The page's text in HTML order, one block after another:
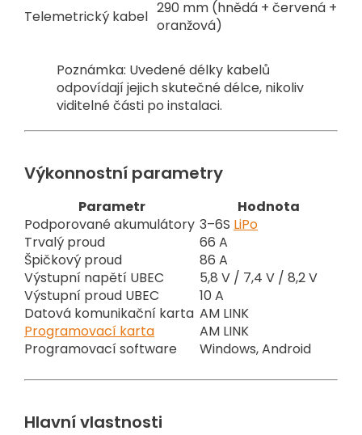
Telemetrický kabel 290 mm (hnědá + červená +
oranžová)
Poznámka: Uvedené délky kabelů
odpovídají jejich skutečné délce, nikoliv
viditelné části po instalaci.
Výkonnostní parametry
Parametr
Hodnota
Podporované akumulátory 3–6S LiPo
Trvalý proud
66 A
Špičkový proud
86 A
Výstupní napětí UBEC
5,8 V / 7,4 V / 8,2 V
Výstupní proud UBEC
10 A
Datová komunikační karta AM LINK
Programovací karta
AM LINK
Programovací software
Windows, Android
Hlavní vlastnosti